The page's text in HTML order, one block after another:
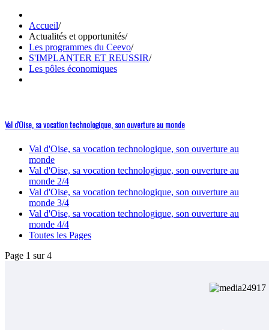
Accueil/
Actualités et opportunités/
Les programmes du Ceevo/
S'IMPLANTER ET REUSSIR/
Les pôles économiques
Val d'Oise, sa vocation technologique, son ouverture au monde
Val d'Oise, sa vocation technologique, son ouverture au
monde
Val d'Oise, sa vocation technologique, son ouverture au
monde 2/4
Val d'Oise, sa vocation technologique, son ouverture au
monde 3/4
Val d'Oise, sa vocation technologique, son ouverture au
monde 4/4
Toutes les Pages
Page 1 sur 4